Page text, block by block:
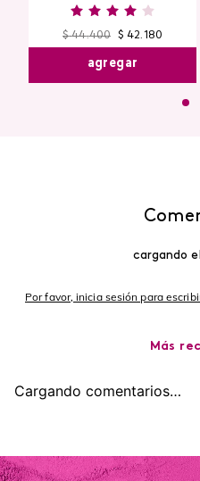
$ 44.400 $ 42.180
agregar
cargando
Por favor, inicia sesión para
Más
Cargando comentarios…